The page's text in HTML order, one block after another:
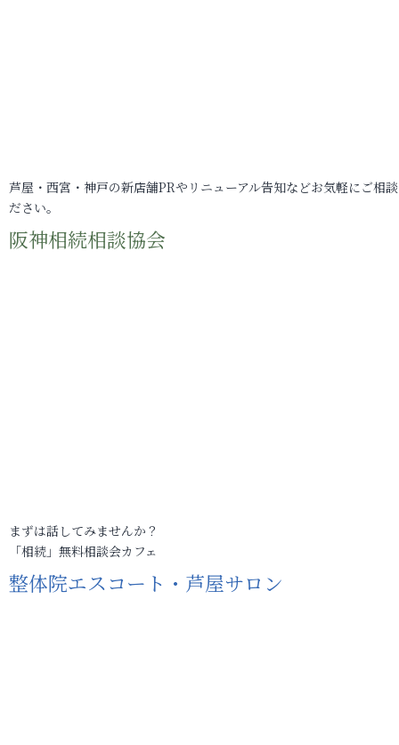
芦屋・西宮・神戸の新店舗PRやリニューアル告知などお気軽にご相
ださい。
阪神相続相談協会
まずは話してみませんか？
「相続」無料相談会カフェ
整体院エスコート・芦屋サロン